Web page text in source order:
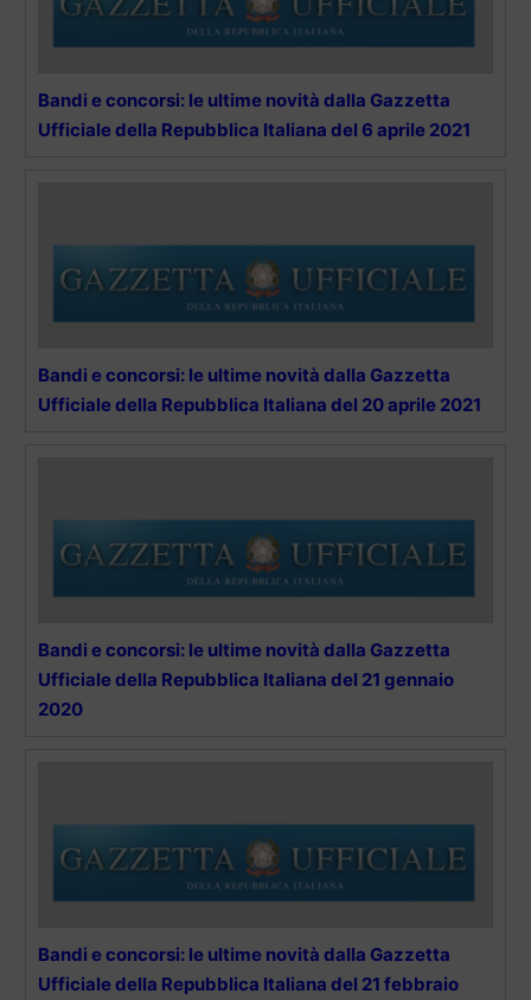
Bandi e concorsi: le ultime novità dalla Gazzetta
Ufficiale della Repubblica Italiana del 6 aprile 2021
Bandi e concorsi: le ultime novità dalla Gazzetta
Ufficiale della Repubblica Italiana del 20 aprile 2021
Bandi e concorsi: le ultime novità dalla Gazzetta
Ufficiale della Repubblica Italiana del 21 gennaio
2020
Bandi e concorsi: le ultime novità dalla Gazzetta
Ufficiale della Repubblica Italiana del 21 febbraio